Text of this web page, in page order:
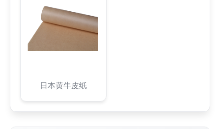
日本黄牛皮纸